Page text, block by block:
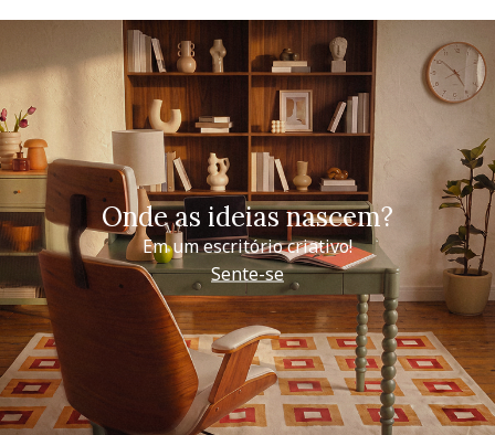
Onde as ideias nascem?
Em um escritório criativo!
Sente-se